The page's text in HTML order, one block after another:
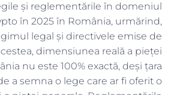
și reglementările în domeniul
în 2025 în România, urmărind,
legal și directivele emise de
dimensiunea reală a pieței
nu este 100% exactă, deși țara
a semna o lege care ar fi oferit o